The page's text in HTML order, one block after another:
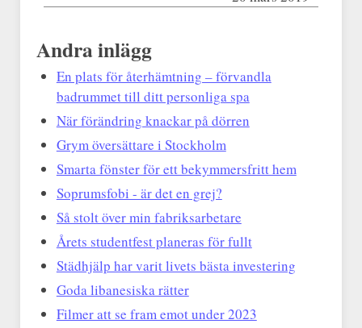
Andra inlägg
En plats för återhämtning – förvandla
badrummet till ditt personliga spa
När förändring knackar på dörren
Grym översättare i Stockholm
Smarta fönster för ett bekymmersfritt hem
Soprumsfobi - är det en grej?
Så stolt över min fabriksarbetare
Årets studentfest planeras för fullt
Städhjälp har varit livets bästa investering
Goda libanesiska rätter
Filmer att se fram emot under 2023